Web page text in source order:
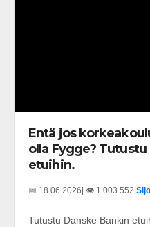
Entä jos
olla Fygge?
etuihin.
📅 18.06.2026 | 👁️ 1 003 552
Tutustu Danske Bankin